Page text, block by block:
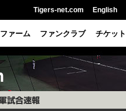
Tigers-net.com English
ファーム ファンクラブ チケット